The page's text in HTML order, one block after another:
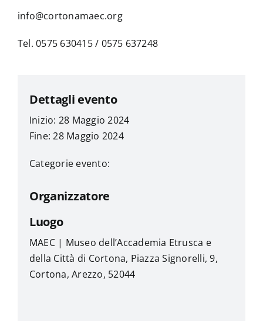
info@cortonamaec.org
Tel. 0575 630415 / 0575 637248
Dettagli evento
Inizio: 28 Maggio 2024
Fine: 28 Maggio 2024
Categorie evento:
Organizzatore
Luogo
MAEC | Museo dell’Accademia Etrusca e
della Città di Cortona, Piazza Signorelli, 9,
Cortona, Arezzo, 52044